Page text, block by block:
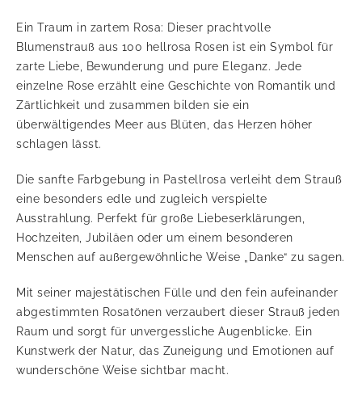
Ein Traum in zartem Rosa: Dieser prachtvolle
Blumenstrauß aus 100 hellrosa Rosen ist ein Symbol für
zarte Liebe, Bewunderung und pure Eleganz. Jede
einzelne Rose erzählt eine Geschichte von Romantik und
Zärtlichkeit und zusammen bilden sie ein
überwältigendes Meer aus Blüten, das Herzen höher
schlagen lässt.
Die sanfte Farbgebung in Pastellrosa verleiht dem Strauß
eine besonders edle und zugleich verspielte
Ausstrahlung. Perfekt für große Liebeserklärungen,
Hochzeiten, Jubiläen oder um einem besonderen
Menschen auf außergewöhnliche Weise „Danke“ zu sagen.
Mit seiner majestätischen Fülle und den fein aufeinander
abgestimmten Rosatönen verzaubert dieser Strauß jeden
Raum und sorgt für unvergessliche Augenblicke. Ein
Kunstwerk der Natur, das Zuneigung und Emotionen auf
wunderschöne Weise sichtbar macht.